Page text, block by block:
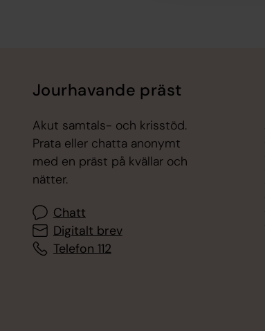
Jourhavande präst
Akut samtals- och krisstöd.
Prata eller chatta anonymt
med en präst på kvällar och
nätter.
Chatt
Digitalt brev
Telefon 112